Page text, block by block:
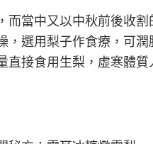
而當中又以中秋前後收
，選用梨子作食療，可
直接食用生梨，虛寒體